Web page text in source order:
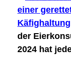
der
2024 hat